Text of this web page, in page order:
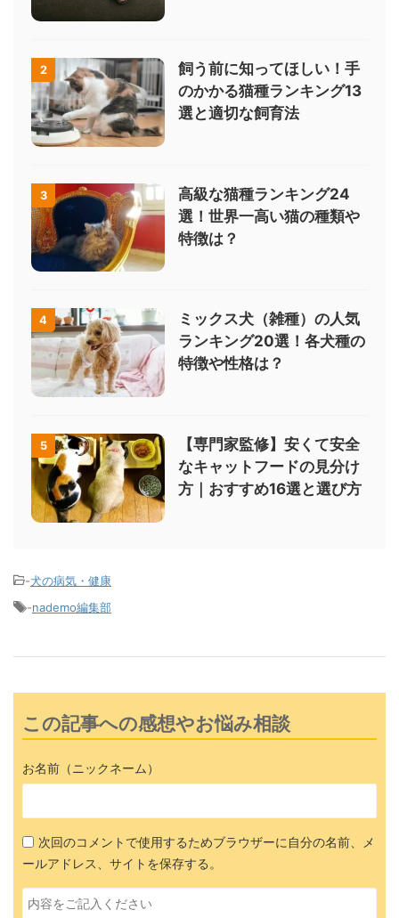
2
飼う前に知ってほしい！手
のかかる猫種ランキング13
選と適切な飼育法
3
高級な猫種ランキング24
選！世界一高い猫の種類や
特徴は？
4
ミックス犬（雑種）の人気
ランキング20選！各犬種の
特徴や性格は？
5
【専門家監修】安くて安全
なキャットフードの見分け
方｜おすすめ16選と選び方
-犬の病気・健康
-nademo編集部
この記事への感想やお悩み相談
お名前（ニックネーム）
次回のコメントで使用するためブラウザーに自分の名前、メ
ールアドレス、サイトを保存する。